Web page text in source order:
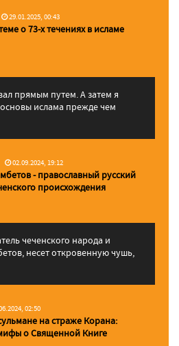
29.01.2025, 00:43
о 73-х течениях в исламе
прямым путем. А затем я
ислама прежде чем
02.09.2024, 19:12
- православный русский
происхождения
чеченского народа и
несет откровенную чушь,
02:50
на страже Корана:
о Священной Книге